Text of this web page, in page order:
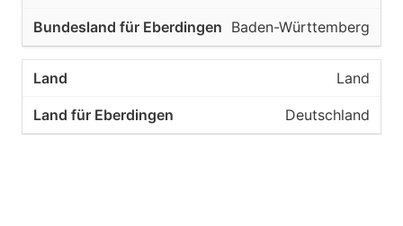
Baden-Württemberg
Land
Deutschland